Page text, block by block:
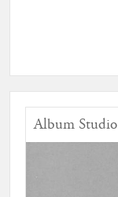
Album Studio